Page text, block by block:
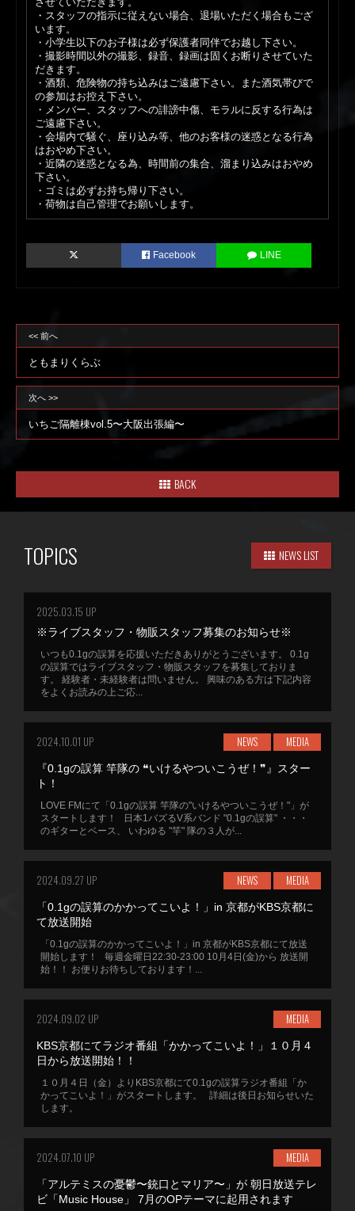
・スタッフの指示に従えない場合、退場いただく場合もござ
います。
・小学生以下のお子様は必ず保護者同伴でお越し下さい。
・撮影時間以外の撮影、録音、録画は固くお断りさせていた
だきます。
・酒類、危険物の持ち込みはご遠慮下さい。また酒気帯びで
の参加はお控え下さい。
・メンバー、スタッフへの誹謗中傷、モラルに反する行為は
ご遠慮下さい。
・会場内で騒ぐ、座り込み等、他のお客様の迷惑となる行為
はおやめ下さい。
・近隣の迷惑となる為、時間前の集合、溜まり込みはおやめ
下さい。
・ゴミは必ずお持ち帰り下さい。
・荷物は自己管理でお願いします。
Facebook LINE
<< 前へ
ともまりくらぶ
次へ >>
いちご隔離棟vol.5〜大阪出張編〜
BACK
TOPICS NEWS LIST
2025.03.15 UP
※ライブスタッフ・物販スタッフ募集のお知らせ※
いつも0.1gの誤算を応援いただきありがとうございます。 0.1g
の誤算ではライブスタッフ・物販スタッフを募集しておりま
す。 経験者・未経験者は問いません。 興味のある方は下記内容
をよくお読みの上ご応...
2024.10.01 UP NEWS MEDIA
『0.1gの誤算 竿隊の ❝いけるやついこうぜ！❞』スター
ト！
LOVE FMにて「0.1gの誤算 竿隊の"いけるやついこうぜ！"」が
スタートします！ 日本1バズるV系バンド "0.1gの誤算" ・・・
のギターとベース、 いわゆる "竿" 隊の３人が...
2024.09.27 UP NEWS MEDIA
「0.1gの誤算のかかってこいよ！」in 京都がKBS京都に
て放送開始
「0.1gの誤算のかかってこいよ！」in 京都がKBS京都にて放送
開始します！ 毎週金曜日22:30-23:00 10月4日(金)から 放送開
始！！ お便りお待ちしております！...
2024.09.02 UP MEDIA
KBS京都にてラジオ番組「かかってこいよ！」１０月４
日から放送開始！！
１０月４日（金）よりKBS京都にて0.1gの誤算ラジオ番組「か
かってこいよ！」がスタートします。 詳細は後日お知らせいた
します。
2024.07.10 UP MEDIA
「アルテミスの憂鬱〜銃口とマリア〜」が 朝日放送テレ
ビ「Music House」 7月のOPテーマに起用されます